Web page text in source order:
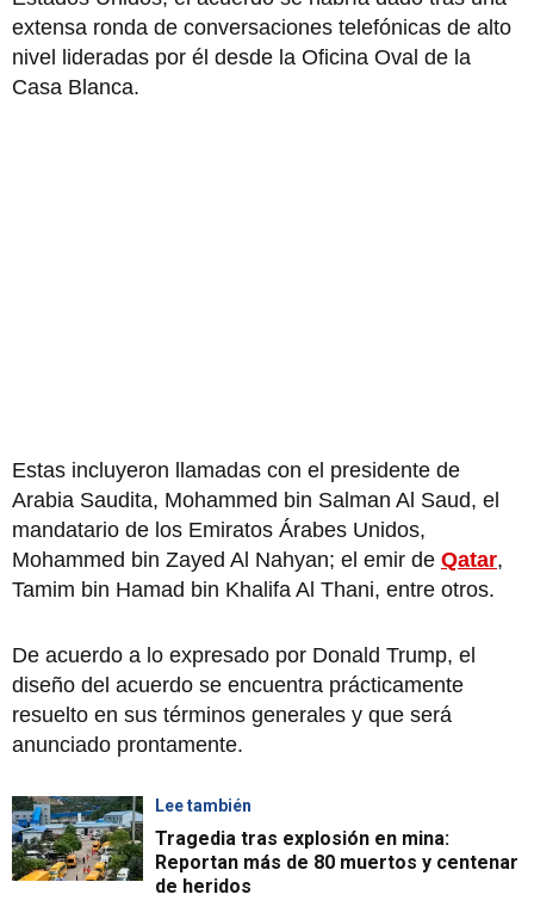
extensa ronda de conversaciones telefónicas de alto
nivel lideradas por él desde la Oficina Oval de la
Casa Blanca.
Estas incluyeron llamadas con el presidente de
Arabia Saudita, Mohammed bin Salman Al Saud, el
mandatario de los Emiratos Árabes Unidos,
Mohammed bin Zayed Al Nahyan; el emir de Qatar,
Tamim bin Hamad bin Khalifa Al Thani, entre otros.
De acuerdo a lo expresado por Donald Trump, el
diseño del acuerdo se encuentra prácticamente
resuelto en sus términos generales y que será
anunciado prontamente.
Lee también
Tragedia tras explosión en mina:
Reportan más de 80 muertos y centenar
de heridos